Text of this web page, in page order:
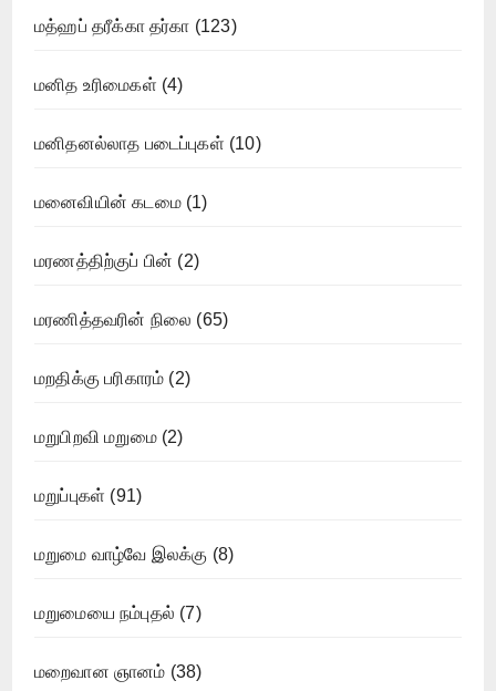
மத்ஹப் தரீக்கா தர்கா (123)
மனித உரிமைகள் (4)
மனிதனல்லாத படைப்புகள் (10)
மனைவியின் கடமை(1)
மரணத்திற்குப் பின் (2)
மரணித்தவரின் நிலை (65)
மறதிக்கு பரிகாரம் (2)
மறுபிறவி மறுமை(2)
மறுப்புகள் (91)
மறுமை வாழ்வே இலக்கு (8)
மறுமையை நம்புதல் (7)
மறைவான ஞானம் (38)